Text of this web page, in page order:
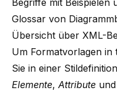
Glossar von
Übersicht über XML-
Um Formatvorlagen in
Sie in einer Stildefinition
Elemente, Attribute und